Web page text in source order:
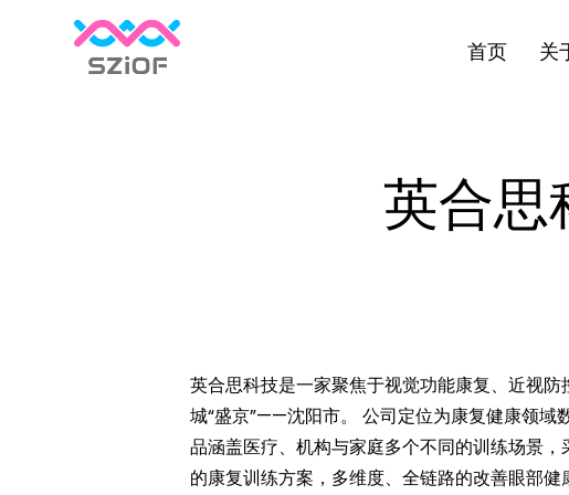
首页 关
英合思
英合思科技是一家聚焦于视觉功能康复、近视
城“盛京”——沈阳市。 公司定位为康复健康领域
品涵盖医疗、机构与家庭多个不同的训练场景
的康复训练方案，多维度、全链路的改善眼部健